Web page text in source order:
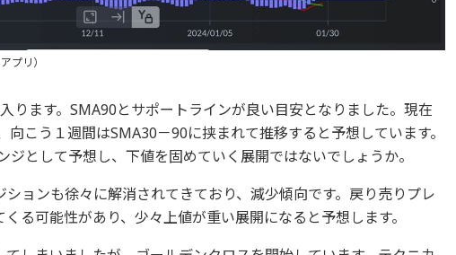
プリ）
ります。SMA90とサポートラインが良い目安となりました。現在
こう１週間はSMA30－90に挟まれて推移すると予想しています。
ジとして予想し、下値を固めていく展開ではないでしょうか。
ョンも徐々に解消されてきており、減少傾向です。戻り売りプレ
る可能性があり、少々上値が重い展開になると予想します。